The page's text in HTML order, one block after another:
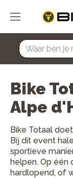
home
Bike
Alpe
Bike Totaal
Bij dit event
sportieve
helpen. Op één
hardlopend, of